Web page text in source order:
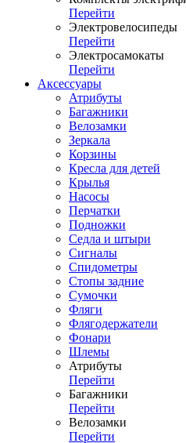
Перейти
Электровелосипеды
Перейти
Электросамокаты
Перейти
Аксессуары
Атрибуты
Багажники
Велозамки
Зеркала
Корзины
Кресла для детей
Крылья
Насосы
Перчатки
Подножки
Седла и штыри
Сигналы
Спидометры
Стопы задние
Сумочки
Фляги
Флягодержатели
Фонари
Шлемы
Атрибуты
Перейти
Багажники
Перейти
Велозамки
Перейти